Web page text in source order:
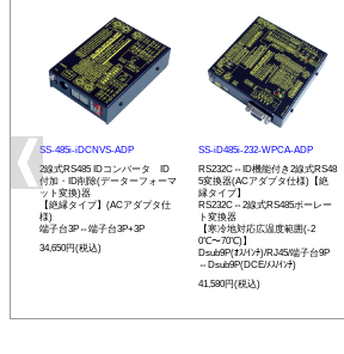
SS-485i-iDCNVS-ADP
2線式RS485 IDコンバータ ID
付加・ID削除(データーフォーマ
ット変換)器
【絶縁タイプ】(ACアダプタ仕
様)
端子台3P⇔端子台3P+3P
34,650円(税込)
SS-iD485i-232-WPCA-ADP
RS232C⇔ID機能付き2線式RS48
5変換器(ACアダプタ仕様)【絶
縁タイプ】
RS232C⇔2線式RS485ボーレー
ト変換器
【寒冷地対応広温度範囲(-2
0℃〜70℃)】
Dsub9P(ｵｽ/ｲﾝﾁ)/RJ45/端子台9P
⇔Dsub9P(DCE/ﾒｽ/ｲﾝﾁ)
41,580円(税込)